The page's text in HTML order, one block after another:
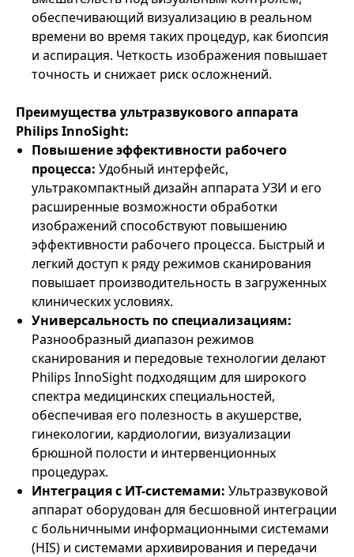
обеспечивающий визуализацию в реальном
времени во время таких процедур, как биопсия
и аспирация. Четкость изображения повышает
точность и снижает риск осложнений.
Преимущества ультразвукового аппарата
Philips InnoSight:
Повышение эффективности рабочего
процесса: Удобный интерфейс,
ультракомпактный дизайн аппарата УЗИ и его
расширенные возможности обработки
изображений способствуют повышению
эффективности рабочего процесса. Быстрый и
легкий доступ к ряду режимов сканирования
повышает производительность в загруженных
клинических условиях.
Универсальность по специализациям:
Разнообразный диапазон режимов
сканирования и передовые технологии делают
Philips InnoSight подходящим для широкого
спектра медицинских специальностей,
обеспечивая его полезность в акушерстве,
гинекологии, кардиологии, визуализации
брюшной полости и интервенционных
процедурах.
Интеграция с ИТ-системами: Ультразвуковой
аппарат оборудован для бесшовной интеграции
с больничными информационными системами
(HIS) и системами архивирования и передачи